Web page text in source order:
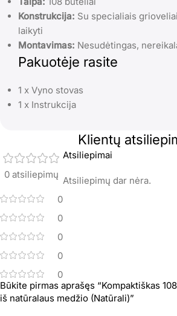
Konstrukcija: Su specialiais
laikyti
Montavimas: Nesudėtingas,
Pakuotėje rasite
1 x Vyno stovas
1 x Instrukcija
Klientų
0 atsiliepimų
0
0
0
0
0
Atsiliepimai
Atsiliepimų dar nėra.
Būkite pirmas aprašęs “Kompaktiškas
iš natūralaus medžio (Natūrali)”